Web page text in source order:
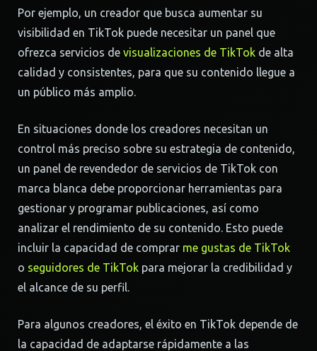
Por ejemplo, un creador que busca aumentar su
visibilidad en TikTok puede necesitar un panel que
ofrezca servicios de visualizaciones de TikTok de alta
calidad y consistentes, para que su contenido llegue a
un público más amplio.
En situaciones donde los creadores necesitan un
control más preciso sobre su estrategia de contenido,
un panel de revendedor de servicios de TikTok con
marca blanca debe proporcionar herramientas para
gestionar y programar publicaciones, así como
analizar el rendimiento de su contenido. Esto puede
incluir la capacidad de comprar me gustas de TikTok
o seguidores de TikTok para mejorar la credibilidad y
el alcance de su perfil.
Para algunos creadores, el éxito en TikTok depende de
la capacidad de adaptarse rápidamente a las